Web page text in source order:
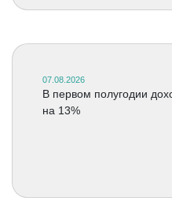
07.08.2026
В первом полугодии
на 13%